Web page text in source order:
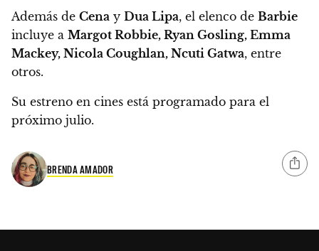
Además de Cena y Dua Lipa, el elenco de Barbie
incluye a Margot Robbie, Ryan Gosling, Emma
Mackey, Nicola Coughlan, Ncuti Gatwa, entre
otros.
Su estreno en cines está programado para el
próximo julio.
BRENDA AMADOR